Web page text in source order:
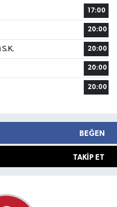
17:00
20:00
20:00
20:00
20:00
BEĞEN
TAKIP ET